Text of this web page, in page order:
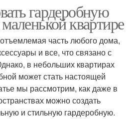
гардеробную
квартире
часть любого дома,
и все, что связано с
в небольших квартирах
может стать настоящей
мы рассмотрим, как даже в
можно создать
и стильную гардеробную.